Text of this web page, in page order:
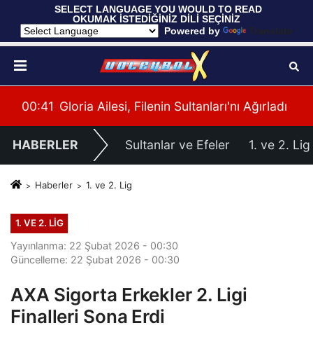
SELECT LANGUAGE YOU WOULD TO READ
OKUMAK İSTEDİĞİNİZ DİLİ SEÇİNİZ
Powered by
Translate
00:41 Gloria Ailesi, Filenin Sultanları'nı Ağırladı
HABERLER Sultanlar ve Efeler 1. ve 2. Lig
Haberler 1. ve 2. Lig
1. VE 2. LIG
Yayınlanma: 22 Şubat 2026 - 00:30
Güncelleme: 22 Şubat 2026 - 00:30
AXA Sigorta Erkekler 2. Ligi
Finalleri Sona Erdi